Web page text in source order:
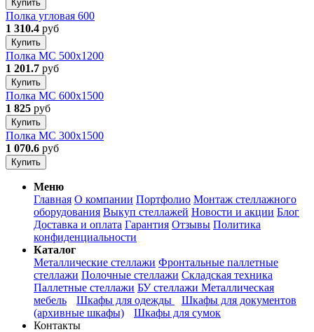
Купить
Полка угловая 600
1 310.4 руб
Купить
Полка МС 500х1200
1 201.7 руб
Купить
Полка МС 600х1500
1 825 руб
Купить
Полка МС 300х1500
1 070.6 руб
Купить
Меню
Главная О компании Портфолио Монтаж стеллажного
оборудования Выкуп стеллажей Новости и акции Блог
Доставка и оплата Гарантия Отзывы Политика
конфиденциальности
Каталог
Металлические стеллажи Фронтальные паллетные
стеллажи Полочные стеллажи Складская техника
Паллетные стеллажи БУ стеллажи Металлическая
мебель
Шкафы для одежды
Шкафы для документов
(архивные шкафы)
Шкафы для сумок
Контакты